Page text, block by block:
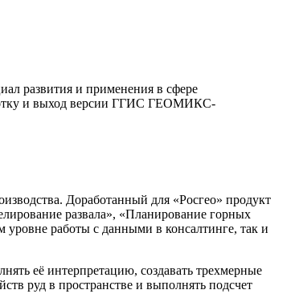
развития и применения в сфере
и выход версии ГГИС ГЕОМИКС-
Доработанный для «Росгео» продукт
развала», «Планирование горных
работы с данными в консалтинге, так и
её интерпретацию, создавать трехмерные
руд в пространстве и выполнять подсчет